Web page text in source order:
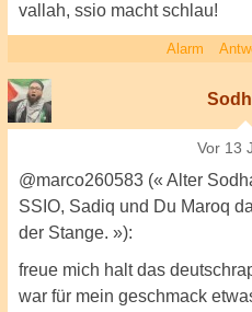
vallah, ssio macht schlau!
Alarm
Vor 13
@marco260583 (« Alter
SSIO, Sadiq und Du Maroq
der Stange. »):
freue mich halt das
war für mein geschmack